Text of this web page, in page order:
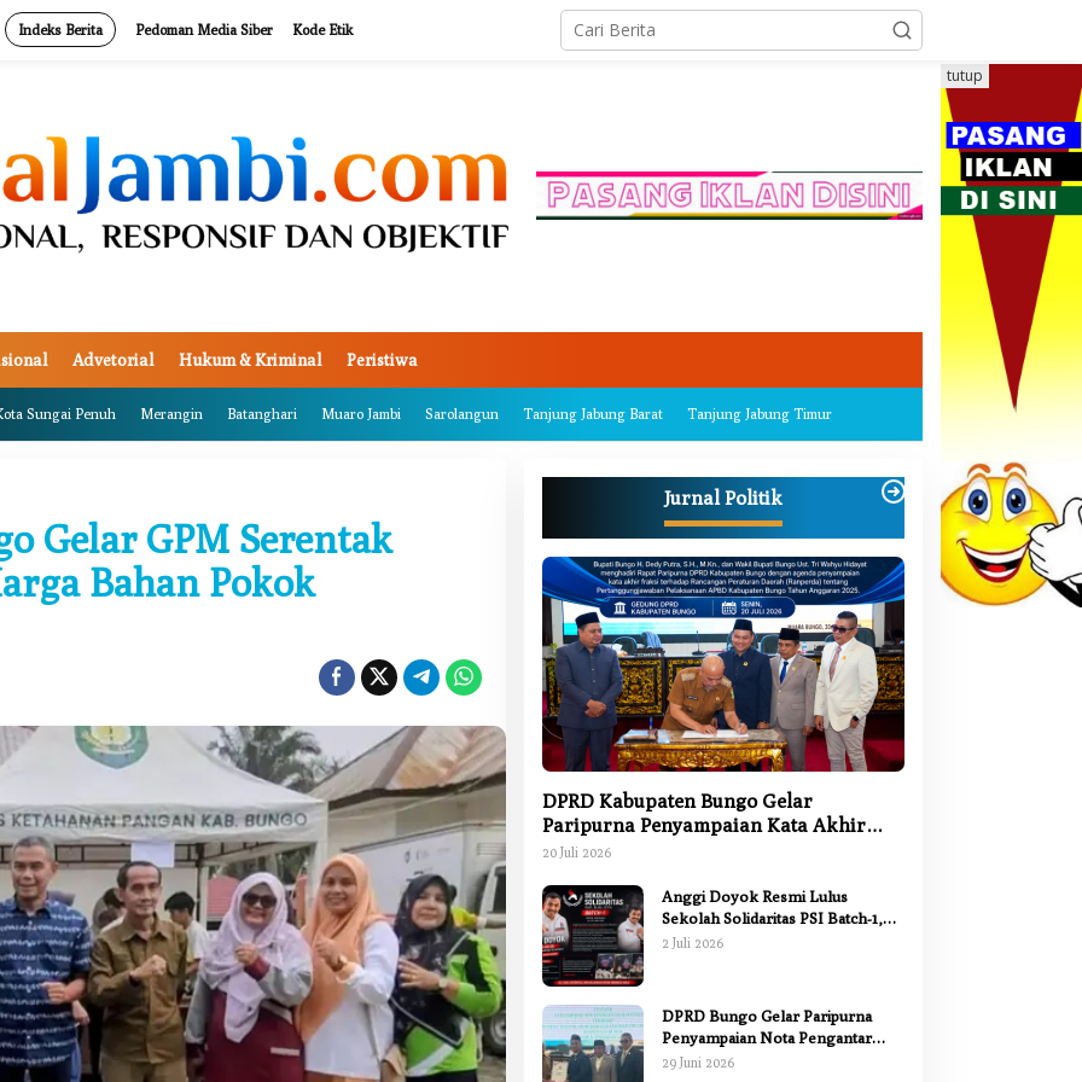
Indeks Berita Pedoman Media Siber Kode Etik
Advetorial Hukum & Kriminal Peristiwa
Sungai Penuh Merangin Batanghari Muaro Jambi Sarolangun Tanjung Jabung Barat Tanjung Jabung Timur
tutup
Gelar GPM Serentak
Bahan Pokok
Jurnal Politik
DPRD Kabupaten Bungo Gelar
Paripurna Penyampaian Kata Akhir
Fraksi terhadap Ranperda
20 Juli 2026
Anggi Doyok Resmi Lulus
Sekolah Solidaritas PSI Batch-1,
Siap Perkuat Kiprah Politik dari
2 Juli 2026
DPRD Bungo Gelar Paripurna
Penyampaian Nota Pengantar
Pertanggungjawaban Pelaksanaan
29 Juni 2026